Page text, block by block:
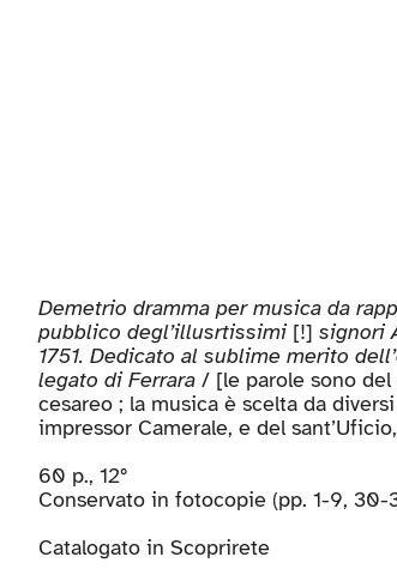
Demetrio dramma per musica da
pubblico degl’illusrtissimi[!] signori
1751. Dedicato al sublime merito
legato di Ferrara/ [le parole sono del
cesareo ; la musica è scelta da
impressor Camerale, e del sant’Uficio,
60 p., 12°
Conservato in fotocopie (pp. 1-9,
Catalogato in Scoprirete